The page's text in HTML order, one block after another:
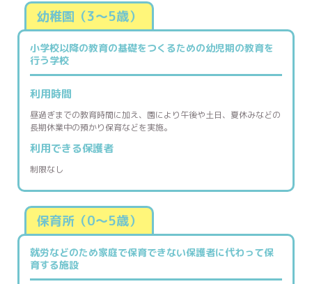
幼稚園（3〜5歳）
小学校以降の教育の基礎をつくるための幼児期の教育を
行う学校
利用時間
昼過ぎまでの教育時間に加え、園により午後や土日、夏休みなどの
長期休業中の預かり保育などを実施。
利用できる保護者
制限なし
保育所（0〜5歳）
就労などのため家庭で保育できない保護者に代わって保
育する施設